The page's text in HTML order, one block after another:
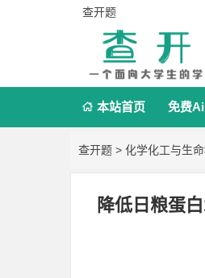
查开题
 本站首页 免费
查开题 > 化学化工与生
降低日粮蛋